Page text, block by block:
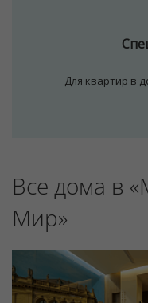
Для квартир в
Все дома в
Мир»